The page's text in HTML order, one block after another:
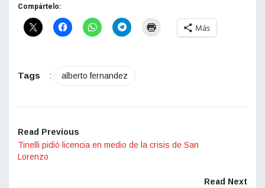
Compártelo:
Más
Tags : alberto fernandez
Read Previous
Tinelli pidió licencia en medio de la crisis de San
Lorenzo
Read Next